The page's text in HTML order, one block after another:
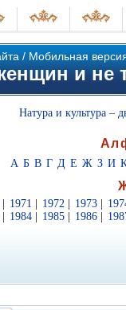
/ Мобильная
и не
Натура и культура –
А Б В Г Д Е Ж З И
1971 1972| 1973|
1984| 1985| 1986|